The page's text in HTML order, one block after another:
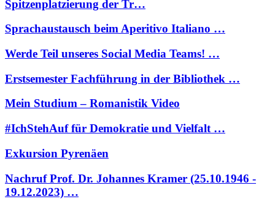
Spitzenplatzierung der Tr…
Sprachaustausch beim Aperitivo Italiano …
Werde Teil unseres Social Media Teams! …
Erstsemester Fachführung in der Bibliothek …
Mein Studium – Romanistik Video
#IchStehAuf für Demokratie und Vielfalt …
Exkursion Pyrenäen
Nachruf Prof. Dr. Johannes Kramer (25.10.1946 -
19.12.2023) …